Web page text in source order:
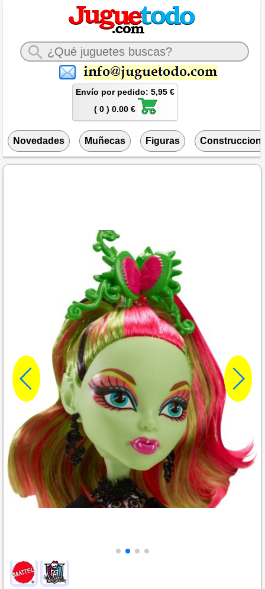
Envío por pedido: 5,95 €
( 0 ) 0.00 €
Novedades Muñecas Figuras